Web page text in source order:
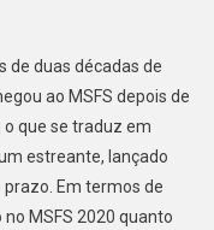
de duas décadas de
ao MSFS depois de
que se traduz em
estreante, lançado
Em termos de
MSFS 2020 quanto